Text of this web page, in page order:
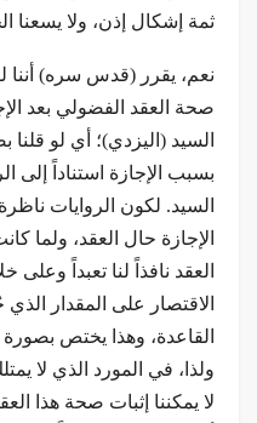
ثمة إشكال إذن، ولا يسعنا
نعم، يقرر (قدس سره) أننا
صحة العقد الفضولي بعد
السيد (اليزدي)؛ أي لو
بسبب الإجازة استناداً إلى
السيد. لكون الروايات
الإجازة حال العقد، ولما
العقد نافذاً لنا تعبداً وعلى
الاقتصار على المقدار
القاعدة، وهذا يختص بصورة
ولذا، في المورد الذي لا
لا يمكننا إثبات صحة هذا